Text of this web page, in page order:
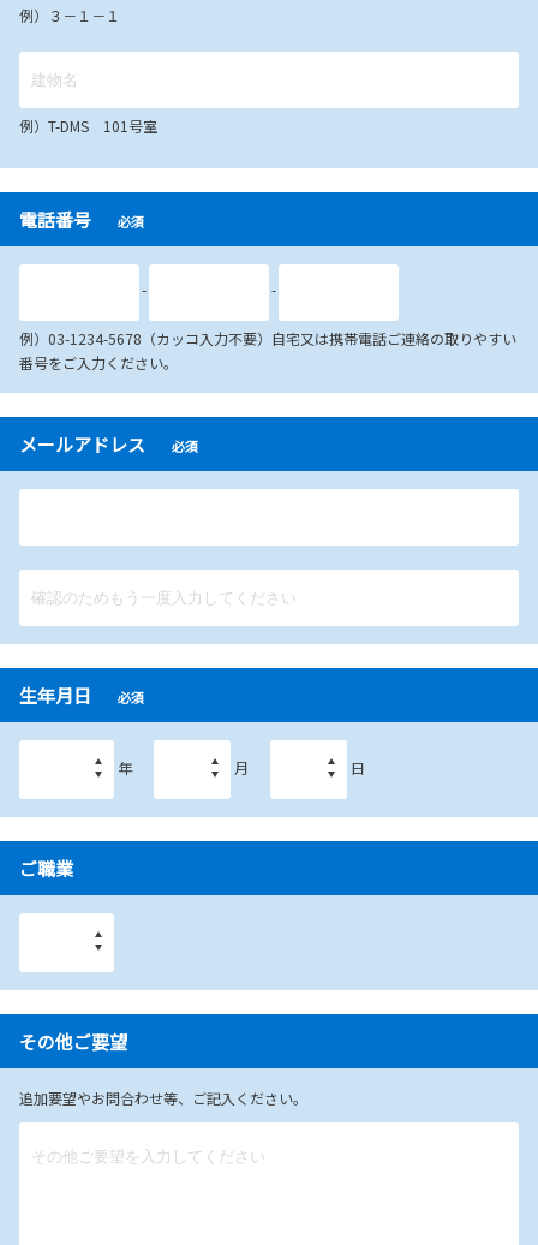
例）３－１－１
例）T-DMS 101号室
電話番号 必須
- -
例）03-1234-5678（カッコ入力不要）自宅又は携帯電話ご連絡の取りやすい
番号をご入力ください。
メールアドレス 必須
生年月日 必須
年 月 日
ご職業
その他ご要望
追加要望やお問合わせ等、ご記入ください。